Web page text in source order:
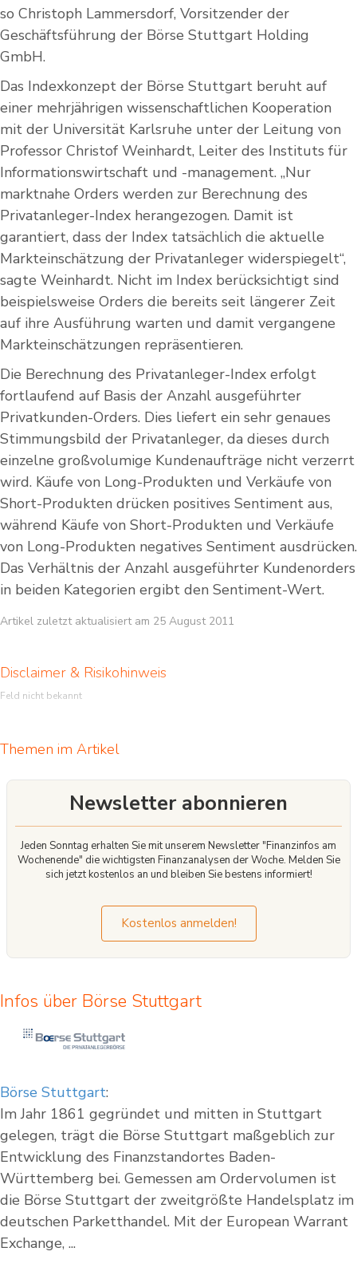
so Christoph Lammersdorf, Vorsitzender der
Geschäftsführung der Börse Stuttgart Holding
GmbH.
Das Indexkonzept der Börse Stuttgart beruht auf
einer mehrjährigen wissenschaftlichen Kooperation
mit der Universität Karlsruhe unter der Leitung von
Professor Christof Weinhardt, Leiter des Instituts für
Informationswirtschaft und -management. „Nur
marktnahe Orders werden zur Berechnung des
Privatanleger-Index herangezogen. Damit ist
garantiert, dass der Index tatsächlich die aktuelle
Markteinschätzung der Privatanleger widerspiegelt“,
sagte Weinhardt. Nicht im Index berücksichtigt sind
beispielsweise Orders die bereits seit längerer Zeit
auf ihre Ausführung warten und damit vergangene
Markteinschätzungen repräsentieren.
Die Berechnung des Privatanleger-Index erfolgt
fortlaufend auf Basis der Anzahl ausgeführter
Privatkunden-Orders. Dies liefert ein sehr genaues
Stimmungsbild der Privatanleger, da dieses durch
einzelne großvolumige Kundenaufträge nicht verzerrt
wird. Käufe von Long-Produkten und Verkäufe von
Short-Produkten drücken positives Sentiment aus,
während Käufe von Short-Produkten und Verkäufe
von Long-Produkten negatives Sentiment ausdrücken.
Das Verhältnis der Anzahl ausgeführter Kundenorders
in beiden Kategorien ergibt den Sentiment-Wert.
Artikel zuletzt aktualisiert am 25 August 2011
Disclaimer & Risikohinweis
Feld nicht bekannt
Themen im Artikel
Newsletter abonnieren
Jeden Sonntag erhalten Sie mit unserem Newsletter "Finanzinfos am
Wochenende" die wichtigsten Finanzanalysen der Woche. Melden Sie
sich jetzt kostenlos an und bleiben Sie bestens informiert!
Kostenlos anmelden!
Infos über Börse Stuttgart
Börse Stuttgart:
Im Jahr 1861 gegründet und mitten in Stuttgart
gelegen, trägt die Börse Stuttgart maßgeblich zur
Entwicklung des Finanzstandortes Baden-
Württemberg bei. Gemessen am Ordervolumen ist
die Börse Stuttgart der zweitgrößte Handelsplatz im
deutschen Parketthandel. Mit der European Warrant
Exchange, ...